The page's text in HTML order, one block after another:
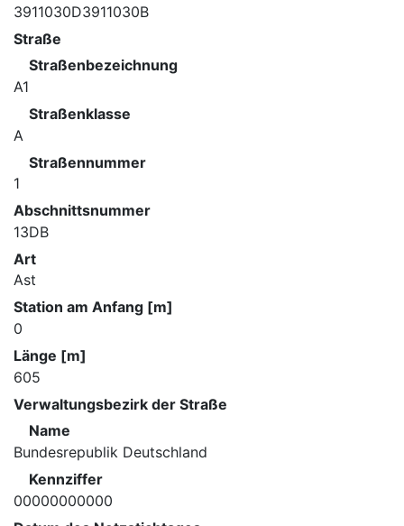
3911030D3911030B
Straße
Straßenbezeichnung
A1
Straßenklasse
A
Straßennummer
1
Abschnittsnummer
13DB
Art
Ast
Station am Anfang [m]
0
Länge [m]
605
Verwaltungsbezirk der Straße
Name
Bundesrepublik Deutschland
Kennziffer
00000000000